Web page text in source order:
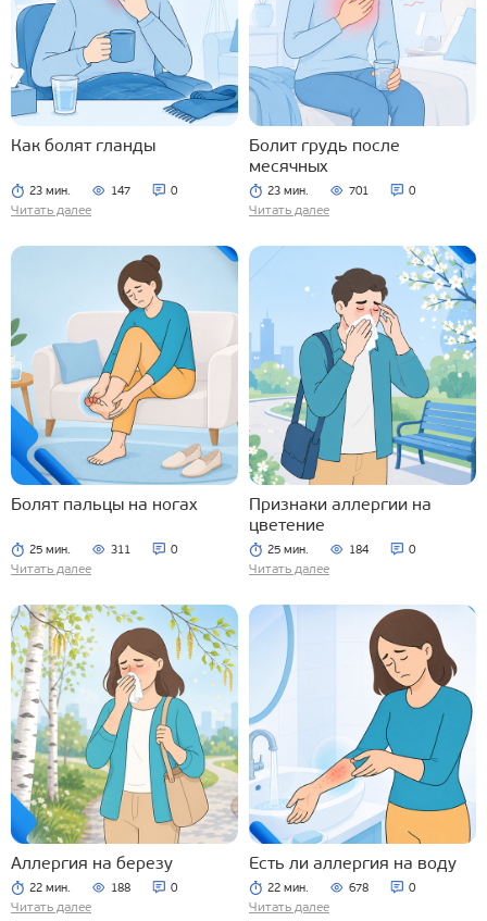
Как болят гланды
23 мин. 147 0
Читать далее
Болит грудь после
месячных
23 мин. 701 0
Читать далее
Болят пальцы на ногах
25 мин. 311 0
Читать далее
Признаки аллергии на
цветение
25 мин. 184 0
Читать далее
Аллергия на березу
22 мин. 188 0
Читать далее
Есть ли аллергия на воду
22 мин. 678 0
Читать далее